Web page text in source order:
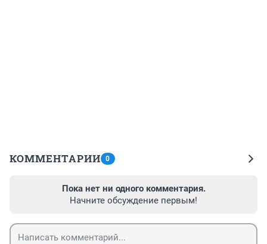
КОММЕНТАРИИ 0
Пока нет ни одного комментария.
Начните обсуждение первым!